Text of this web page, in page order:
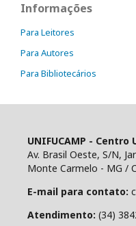
Informações
Para Leitores
Para Autores
Para Bibliotecários
UNIFUCAMP -
Av. Brasil Oeste, S/N,
Monte Carmelo - MG /
E-mail para contato:
Atendimento: (34)